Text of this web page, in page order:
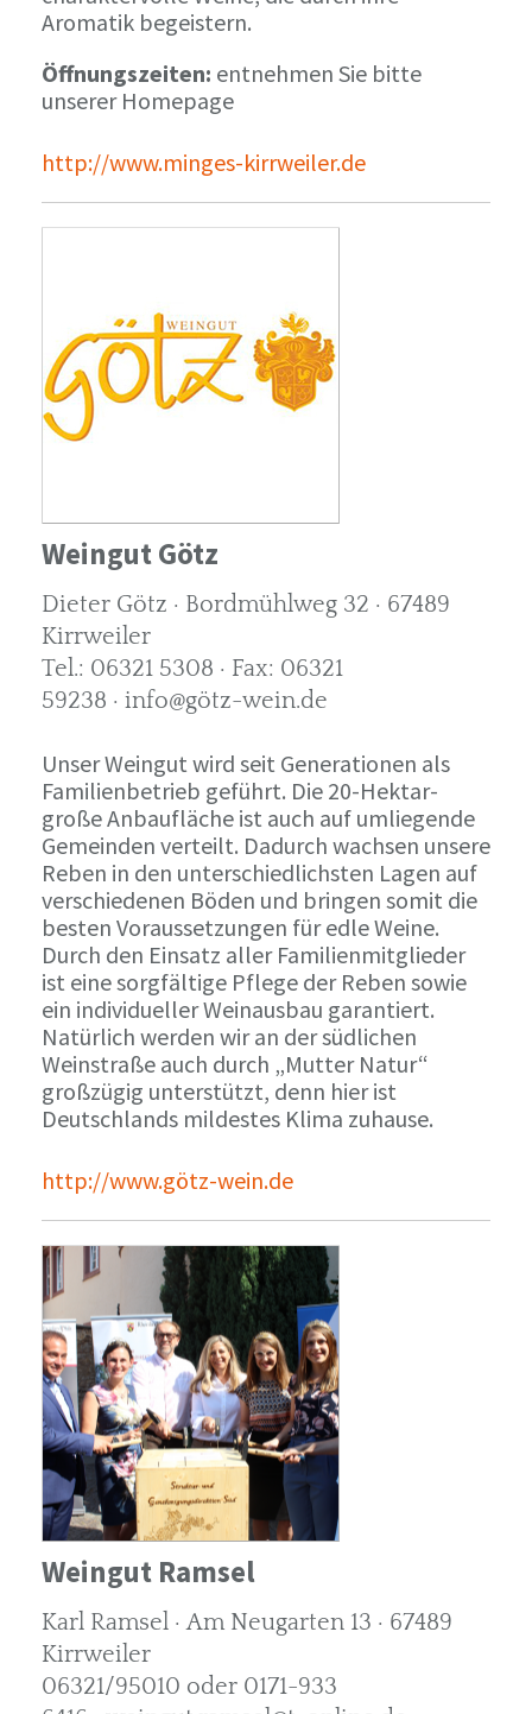
Aromatik begeistern.
Öffnungszeiten: entnehmen Sie bitte
unserer Homepage
http://www.minges-kirrweiler.de
Weingut Götz
Dieter Götz · Bordmühlweg 32 · 67489
Kirrweiler
Tel.: 06321 5308 · Fax: 06321
59238 · info@götz-wein.de
Unser Weingut wird seit Generationen als
Familienbetrieb geführt. Die 20-Hektar-
große Anbaufläche ist auch auf umliegende
Gemeinden verteilt. Dadurch wachsen unsere
Reben in den unterschiedlichsten Lagen auf
verschiedenen Böden und bringen somit die
besten Voraussetzungen für edle Weine.
Durch den Einsatz aller Familienmitglieder
ist eine sorgfältige Pflege der Reben sowie
ein individueller Weinausbau garantiert.
Natürlich werden wir an der südlichen
Weinstraße auch durch „Mutter Natur“
großzügig unterstützt, denn hier ist
Deutschlands mildestes Klima zuhause.
http://www.götz-wein.de
Weingut Ramsel
Karl Ramsel · Am Neugarten 13 · 67489
Kirrweiler
06321/95010 oder 0171-933